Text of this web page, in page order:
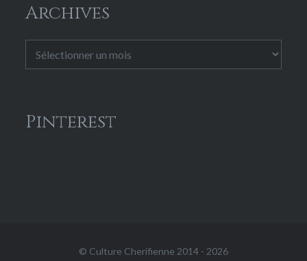
Archives
Pinterest
© Culture Cherifienne 2014 - 2026